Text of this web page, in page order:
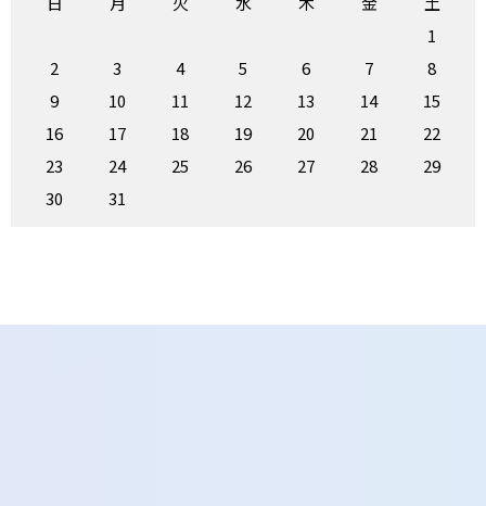
1
2
3 4 5 6 7
8
9
10 11 12 13 14
15
16
17 18 19 20 21
22
23
24 25 26 27 28
29
30
31